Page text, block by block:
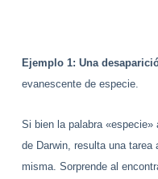
Ejemplo 1: Una
evanescentede especie.
Si bien la palabra
de Darwin, resulta una tarea
misma. Sorprende al